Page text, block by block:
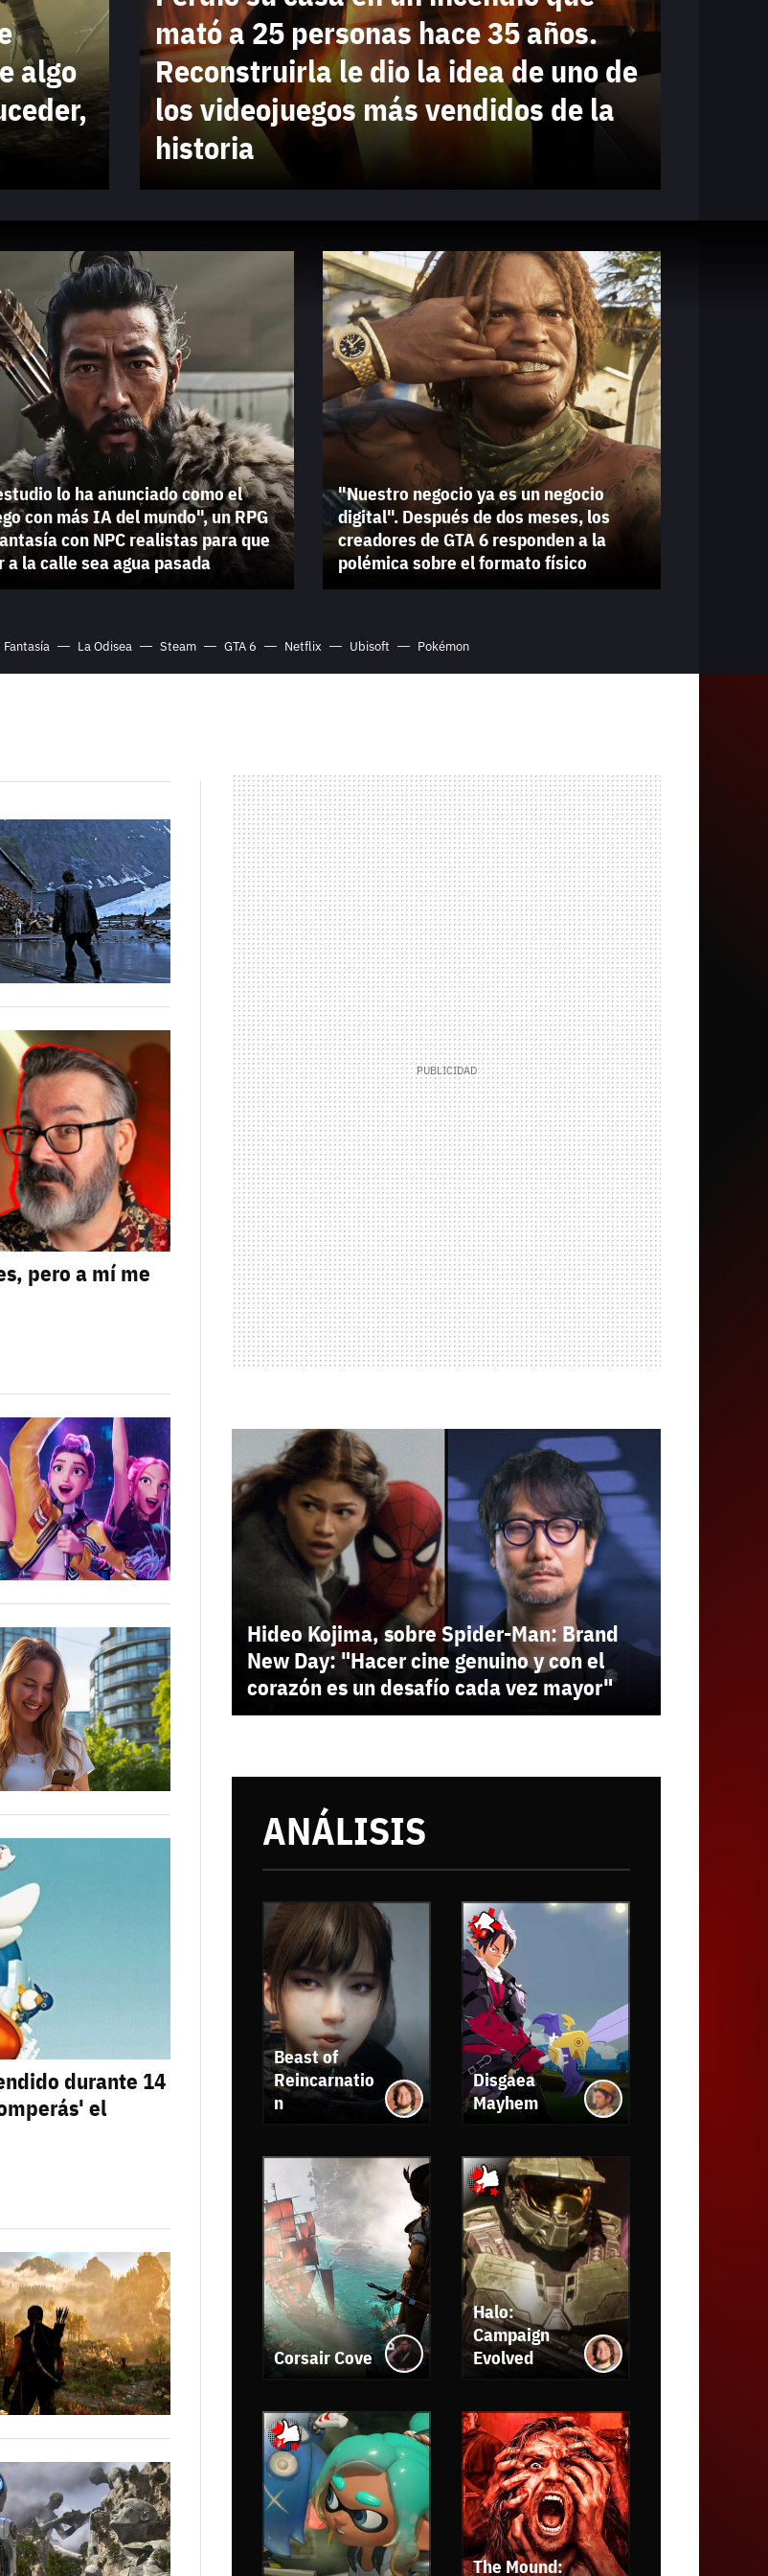
algo
mató a 25 personas hace 35 años.
Reconstruirla le dio la idea de uno de
los videojuegos más vendidos de la
historia
lo ha anunciado como el
con más IA del mundo", un RPG
con NPC realistas para que
a la calle sea agua pasada
"Nuestro negocio ya es un negocio
digital". Después de dos meses, los
creadores de GTA 6 responden a la
polémica sobre el formato físico
Fantasía La Odisea Steam GTA 6 Netflix Ubisoft Pokémon
pero a mí me
durante 14
el
Hideo Kojima, sobre Spider-Man: Brand
New Day: "Hacer cine genuino y con el
corazón es un desafío cada vez mayor"
ANÁLISIS
Beast of
Reincarnatio
n
Disgaea
Mayhem
Corsair Cove
Halo:
Campaign
Evolved
The Mound: